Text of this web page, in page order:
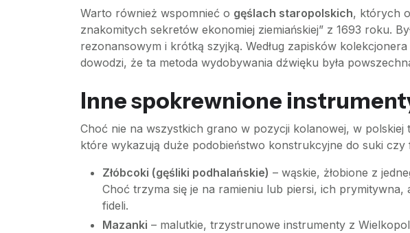
Warto również wspomnieć o gęślach staropolskich, których
znakomitych sekretów ekonomiej ziemiańskiej” z 1693 roku.
rezonansowym i krótką szyjką. Według zapisków
dowodzi, że ta metoda wydobywania dźwięku była
Inne spokrewnione
Choć nie na wszystkich grano w pozycji kolanowej, w
które wykazują duże podobieństwo konstrukcyjne do suki czy
Złóbcoki (gęśliki podhalańskie) – wąskie, żłobione z
Choć trzyma się je na ramieniu lub piersi, ich
fideli.
Mazanki – malutkie, trzystrunowe instrumenty z